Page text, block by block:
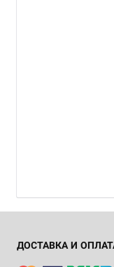
ДОСТАВКА И